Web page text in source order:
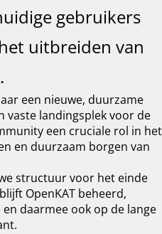
gebruikers
uitbreiden van
een nieuwe, duurzame
vaste landingsplek voor de
een cruciale rol in het
en duurzaam borgen van
structuur voor het einde
OpenKAT beheerd,
daarmee ook op de lange